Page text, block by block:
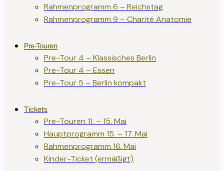
Rahmenprogramm 6 – Reichstag
Rahmenprogramm 9 – Charité Anatomie
Pre-Touren
Pre-Tour 4 – Klassisches Berlin
Pre-Tour 4 – Essen
Pre-Tour 5 – Berlin kompakt
Tickets
Pre-Touren 11. – 15. Mai
Hauptprogramm 15. – 17. Mai
Rahmenprogramm 16. Mai
Kinder-Ticket (ermäßigt)